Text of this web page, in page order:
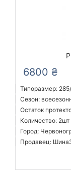
6800 ₴
Типоразмер:
Сезон:
Остаток
Количество: 2шт
Город:
Продавец: